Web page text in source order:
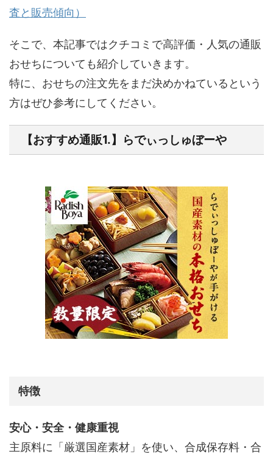
査と販売傾向）
そこで、本記事ではクチコミで高評価・人気の通販
おせちについても紹介していきます。
特に、おせちの注文先をまだ決めかねているという
方はぜひ参考にしてください。
【おすすめ通販1.】らでぃっしゅぼーや
特徴
安心・安全・健康重視
主原料に「厳選国産素材」を使い、合成保存料・合